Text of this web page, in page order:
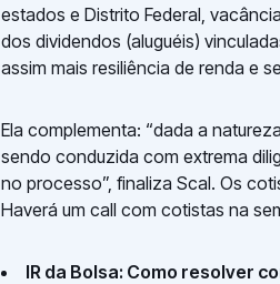
estados e Distrito Federal,
dos dividendos (aluguéis)
assim mais resiliência de renda e
Ela complementa: “dada a
sendo conduzida com extrema
no processo”, finaliza Scal. Os
Haverá um call com cotistas na
IR da Bolsa: Como resolver